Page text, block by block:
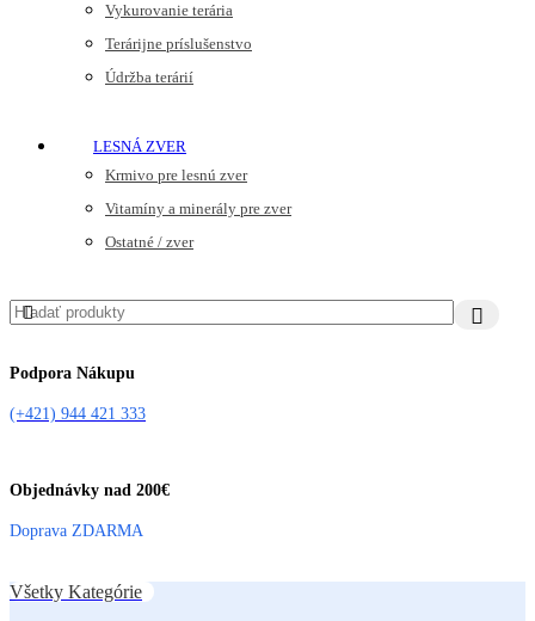
Vykurovanie terária
Terárijne príslušenstvo
Údržba terárií
LESNÁ ZVER
Krmivo pre lesnú zver
Vitamíny a minerály pre zver
Ostatné / zver
Podpora Nákupu
(+421) 944 421 333
Objednávky nad 200€
Doprava ZDARMA
Všetky Kategórie